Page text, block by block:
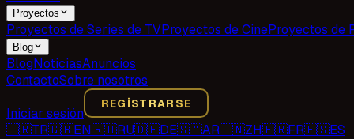
Proyectos
Proyectos de Series de TVProyectos de CineProyectos de
Blog
BlogNoticiasAnuncios
ContactoSobre nosotros
Iniciar sesión
REGISTRARSE
🇹🇷TR🇬🇧EN🇷🇺RU🇩🇪DE🇸🇦AR🇨🇳ZH🇫🇷FR🇪🇸ES